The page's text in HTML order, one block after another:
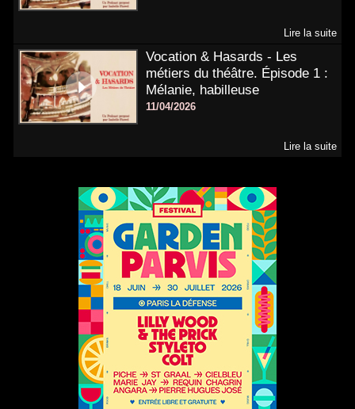
Lire la suite
Vocation & Hasards - Les
métiers du théâtre. Épisode 1 :
Mélanie, habilleuse
11/04/2026
Lire la suite